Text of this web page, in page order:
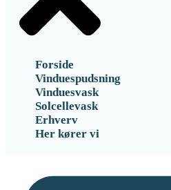
Forside
Vinduespudsning
Vinduesvask
Solcellevask
Erhverv
Her kører vi